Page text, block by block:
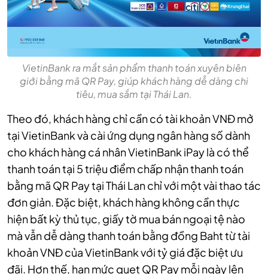
VietinBank ra mắt sản phẩm thanh toán xuyên biên
giới bằng mã QR Pay, giúp khách hàng dễ dàng chi
tiêu, mua sắm tại Thái Lan.
Theo đó, khách hàng chỉ cần có tài khoản VNĐ mở
tại VietinBank và cài ứng dụng ngân hàng số dành
cho khách hàng cá nhân VietinBank iPay là có thể
thanh toán tại 5 triệu điểm chấp nhận thanh toán
bằng mã QR Pay tại Thái Lan chỉ với một vài thao tác
đơn giản. Đặc biệt, khách hàng không cần thực
hiện bất kỳ thủ tục, giấy tờ mua bán ngoại tệ nào
mà vẫn dễ dàng thanh toán bằng đồng Baht từ tài
khoản VNĐ của VietinBank với tỷ giá đặc biệt ưu
đãi. Hơn thế, hạn mức quẹt QR Pay mỗi ngày lên